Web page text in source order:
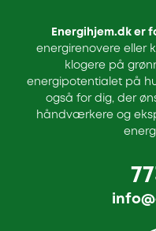
Energihjem.dk er
energirenovere eller
klogere på
energipotentialet på
også for dig, der
håndværkere og